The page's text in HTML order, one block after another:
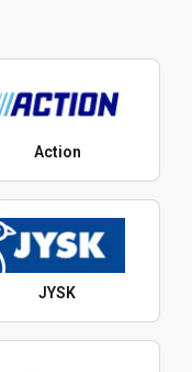
Action
JYSK